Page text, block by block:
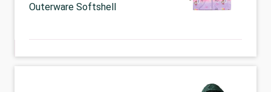
Outerware Softshell